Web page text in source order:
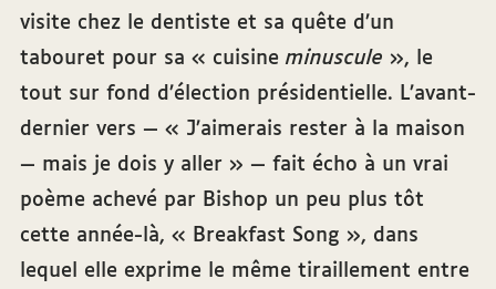
visite chez le dentiste et sa quête d’un
tabouret pour sa « cuisine minuscule », le
tout sur fond d’élection présidentielle. L’avant-
dernier vers — « J’aimerais rester à la maison
— mais je dois y aller » — fait écho à un vrai
poème achevé par Bishop un peu plus tôt
cette année-là, « Breakfast Song », dans
lequel elle exprime le même tiraillement entre